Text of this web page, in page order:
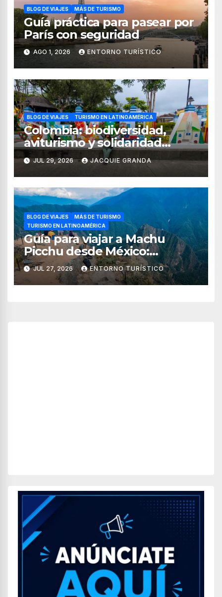
BLOG DE VIAJES MÁS DE TURISMO
Guía práctica para pasear por
París con seguridad
AGO 1, 2026 ENTORNO TURÍSTICO
BLOG DE VIAJES TURISMO EN LATINOAMÉRICA
Colombia: biodiversidad,
aviturismo y solidaridad
digital en el Quindío y Valle
del Cauca
JUL 29, 2026 JACQUIE GRANDA
BLOG DE VIAJES
MÁS DE TURISMO
TURISMO EN LATINOAMÉRICA
Guía para viajar a Machu
Picchu desde México:
tiempos, rutas, itinerario y
consejos esenciales
JUL 27, 2026 ENTORNO TURÍSTICO